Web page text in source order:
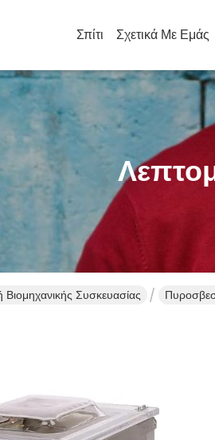
Σπίτι Σχετικά Με Εμάς
Συσκευασίας